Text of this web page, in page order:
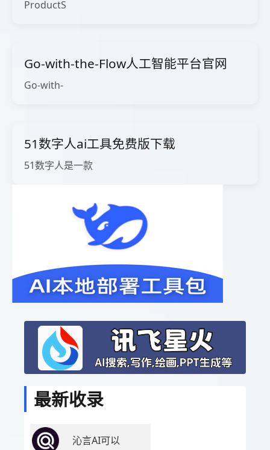
ProductS
Go-with-the-Flow人工智能平台官网
Go-with-
51数字人ai工具免费版下载
51数字人是一款
最新收录
沁言AI可以